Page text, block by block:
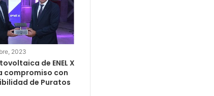
2023
de ENEL X
compromiso con
de Puratos